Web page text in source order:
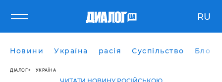
RU
Новини Україна расія Суспільство Блоги
ДІАЛОГ УКРАЇНА